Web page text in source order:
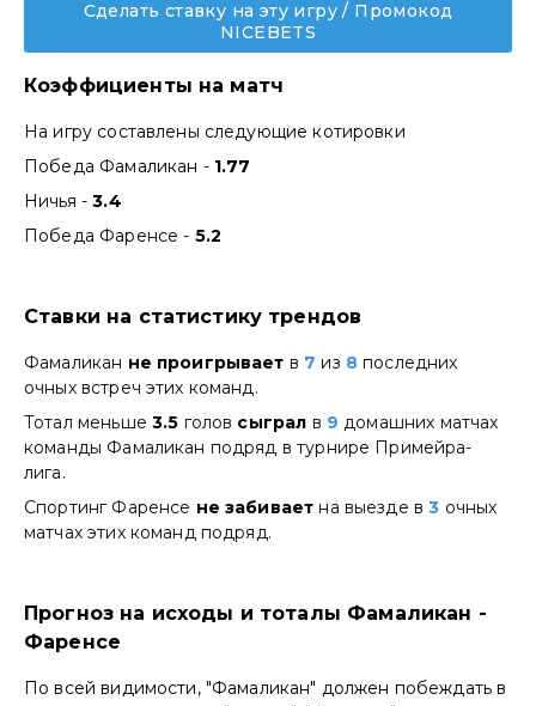
Сделать ставку на эту игру / Промокод
NICEBETS
Коэффициенты на матч
На игру составлены следующие котировки
Победа Фамаликан - 1.77
Ничья -3.4
Победа Фаренсе - 5.2
Ставки на статистику трендов
Фамаликан не проигрывает в 7из 8 последних
очных встреч этих команд.
Тотал меньше 3.5 голов сыграл в 9 домашних матчах
команды Фамаликан подряд в турнире Примейра-
лига.
Спортинг Фаренсе не забиваетна выезде в3 очных
матчах этих команд подряд.
Прогноз на исходы и тоталы Фамаликан -
Фаренсе
По всей видимости, "Фамаликан" должен побеждать в